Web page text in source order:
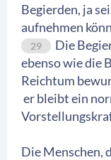
Begierden, ja
aufnehmen
29
Die
ebenso wie die
Reichtum
er bleibt ein
Die Menschen,